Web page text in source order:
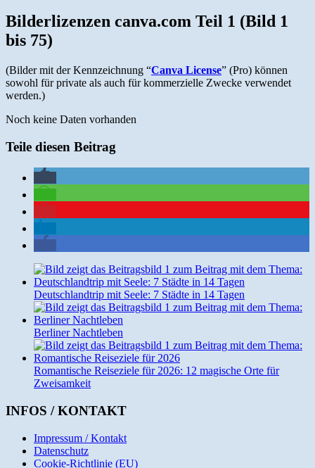
Bilderlizenzen canva.com Teil 1 (Bild 1
bis 75)
(Bilder mit der Kennzeichnung “Canva License” (Pro) können
sowohl für private als auch für kommerzielle Zwecke verwendet
werden.)
Noch keine Daten vorhanden
Teile diesen Beitrag
Deutschlandtrip mit Seele: 7 Städte in 14 Tagen
Berliner Nachtleben
Romantische Reiseziele für 2026: 12 magische Orte für
Zweisamkeit
INFOS / KONTAKT
Impressum / Kontakt
Datenschutz
Cookie-Richtlinie (EU)